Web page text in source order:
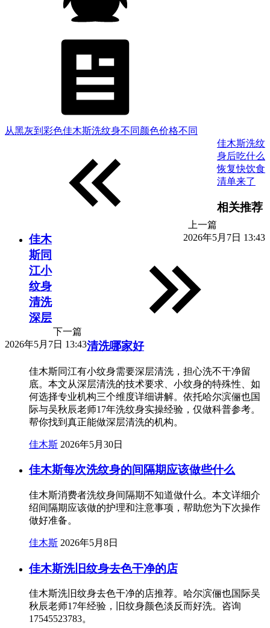
从黑灰到彩色佳木斯洗纹身不同颜色价格不同
上一篇
2026年5月7日 13:43
佳木斯洗纹
身后吃什么
恢复快饮食
清单来了
下一篇
2026年5月7日 13:43
相关推荐
佳木
斯同
江小
纹身
清洗
深层
清洗哪家好
佳木斯同江有小纹身需要深层清洗，担心洗不干净留
底。本文从深层清洗的技术要求、小纹身的特殊性、如
何选择专业机构三个维度详细讲解。依托哈尔滨俪也国
际与吴秋辰老师17年洗纹身实操经验，仅做科普参考。
帮你找到真正能做深层清洗的机构。
佳木斯 2026年5月30日
佳木斯每次洗纹身的间隔期应该做些什么
佳木斯消费者洗纹身间隔期不知道做什么。本文详细介
绍间隔期应该做的护理和注意事项，帮助您为下次操作
做好准备。
佳木斯 2026年5月8日
佳木斯洗旧纹身去色干净的店
佳木斯洗旧纹身去色干净的店推荐。哈尔滨俪也国际吴
秋辰老师17年经验，旧纹身颜色淡反而好洗。咨询
17545523783。